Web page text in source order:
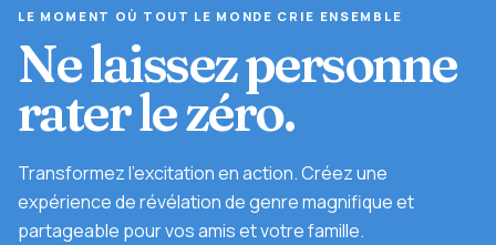
LE MOMENT OÙ TOUT LE MONDE CRIE ENSEMBLE
Ne laissez personne
rater le zéro.
Transformez l'excitation en action. Créez une
expérience de révélation de genre magnifique et
partageable pour vos amis et votre famille.